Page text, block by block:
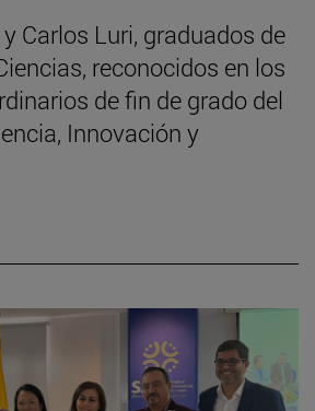
Carlos Luri, graduados de
reconocidos en los
de fin de grado del
Innovación y